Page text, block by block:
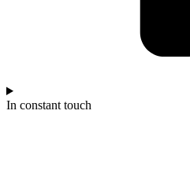
In constant touch